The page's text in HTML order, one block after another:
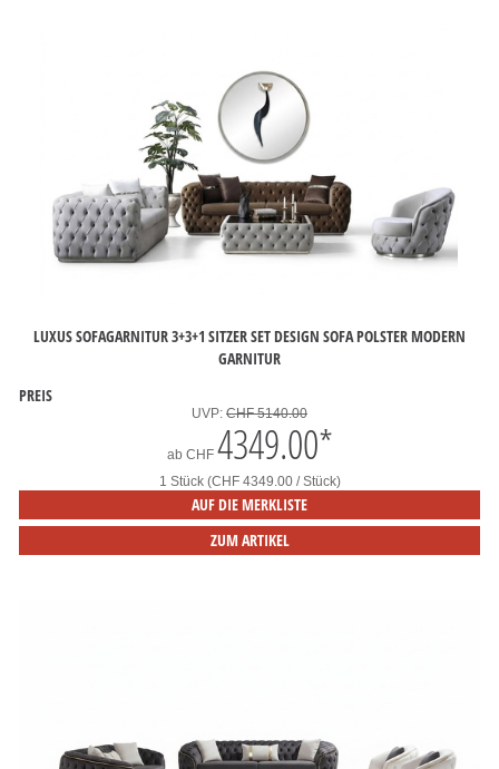
LUXUS SOFAGARNITUR 3+3+1 SITZER SET DESIGN SOFA POLSTER MODERN
GARNITUR
PREIS
UVP: CHF 5140.00
ab CHF 4349.00*
1 Stück (CHF 4349.00 / Stück)
AUF DIE MERKLISTE
ZUM ARTIKEL